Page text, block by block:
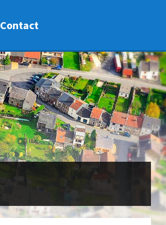
Contact